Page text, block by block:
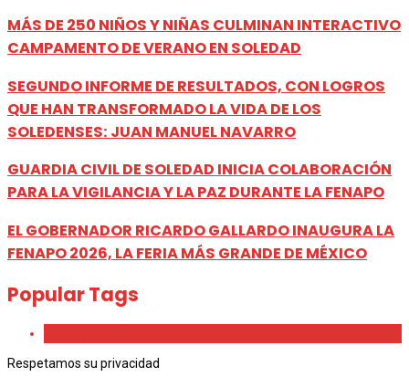
MÁS DE 250 NIÑOS Y NIÑAS CULMINAN INTERACTIVO
CAMPAMENTO DE VERANO EN SOLEDAD
SEGUNDO INFORME DE RESULTADOS, CON LOGROS
QUE HAN TRANSFORMADO LA VIDA DE LOS
SOLEDENSES: JUAN MANUEL NAVARRO
GUARDIA CIVIL DE SOLEDAD INICIA COLABORACIÓN
PARA LA VIGILANCIA Y LA PAZ DURANTE LA FENAPO
EL GOBERNADOR RICARDO GALLARDO INAUGURA LA
FENAPO 2026, LA FERIA MÁS GRANDE DE MÉXICO
Popular Tags
Respetamos su privacidad